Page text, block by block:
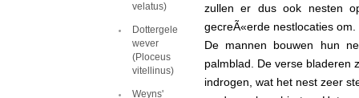
velatus)
Dottergele
wever
(Ploceus
vitellinus)
Weyns'
zullen er dus ook nesten
gecreÃ«erde nestlocaties om.
De mannen bouwen hun
palmblad. De verse bladeren
indrogen, wat het nest zeer